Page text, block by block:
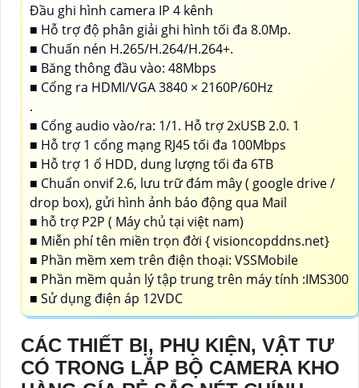
Đầu ghi hình camera IP 4 kênh
■ Hỗ trợ độ phân giải ghi hình tối đa 8.0Mp.
■ Chuấn nén H.265/H.264/H.264+.
■ Băng thông đầu vào: 48Mbps
■ Cổng ra HDMI/VGA 3840 × 2160P/60Hz
.
■ Cổng audio vào/ra: 1/1. Hỗ trợ 2xUSB 2.0. 1
■ Hỗ trợ 1 cổng mạng RJ45 tối đa 100Mbps
■ Hỗ trợ 1 ổ HDD, dung lượng tối đa 6TB
■ Chuẩn onvif 2.6, lưu trữ đám mây ( google drive /
drop box), gửi hình ảnh báo động qua Mail
■ hỗ trợ P2P ( Máy chủ tại việt nam)
■ Miễn phí tên miền trọn đời { visioncopddns.net}
■ Phần mềm xem trên điện thoại: VSSMobile
■ Phần mềm quản lý tập trung trên máy tính :IMS300
■ Sử dụng điện áp 12VDC
CÁC THIẾT BỊ, PHỤ KIỆN, VẬT TƯ
CÓ TRONG LẮP BỘ CAMERA KHO